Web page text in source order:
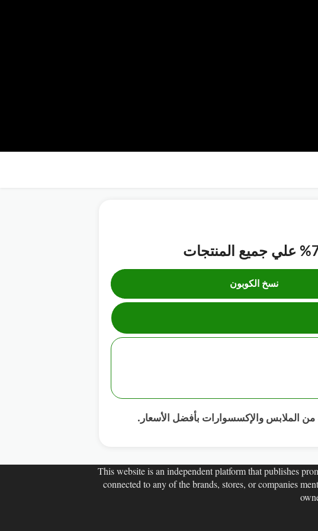
نسخ الكوبون
This website is an independent platform that publishes
connected to any of the brands, stores, or companies